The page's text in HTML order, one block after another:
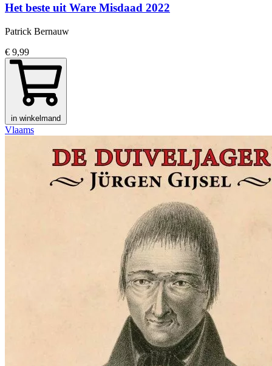
Het beste uit Ware Misdaad 2022
Patrick Bernauw
€ 9,99
in winkelmand
Vlaams